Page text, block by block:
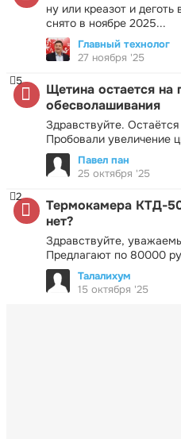
ну или креазот и
снято в ноябре 2025...
Главный технолог
27 ноября '25
Щетина остается на
обесволашивания
Здравствуйте.
Пробовали увеличение
5
Павел пан
25 октября '25
Термокамера КТД-
нет?
Здравствуйте,
Предлагают по 80000
2
Талалихум
15 октября '25